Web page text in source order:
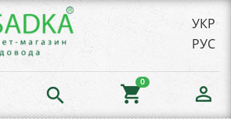
УКР
РУС
search shopping_cart
0
person_outline